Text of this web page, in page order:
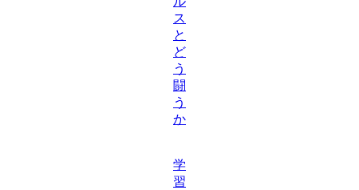
ス
と
ど
う
闘
う
か
学
習